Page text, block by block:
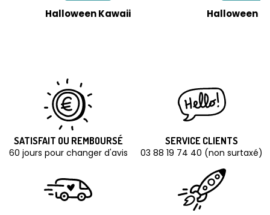
Halloween Kawaii Halloween
SATISFAIT OU REMBOURSÉ
60 jours pour changer d'avis
SERVICE CLIENTS
03 88 19 74 40 (non surtaxé)